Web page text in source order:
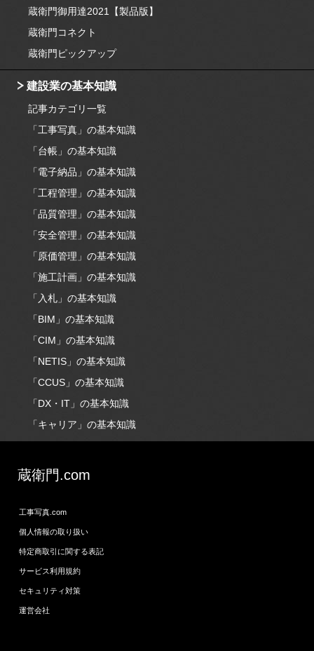
蔵衛門御用達2021【製品版】
蔵衛門コネクト
蔵衛門ピックアップ
建設業の基本知識
記事カテゴリ一覧
「工事写真」の基本知識
「台帳」の基本知識
「電子納品」の基本知識
「工程管理」の基本知識
「品質管理」の基本知識
「安全管理」の基本知識
「原価管理」の基本知識
「施工計画」の基本知識
「入札」の基本知識
「BIM」の基本知識
「CIM」の基本知識
「NETIS」の基本知識
「CCUS」の基本知識
「DX・IT」の基本知識
「キャリア」の基本知識
蔵衛門.com
工事写真.com
個人情報の取り扱い
特定商取引に関する表記
サービス利用規約
セキュリティ対策
運営会社